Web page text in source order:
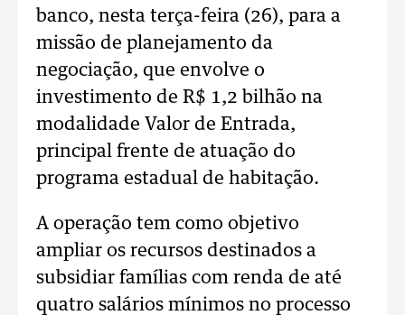
banco, nesta terça-feira (26), para a
missão de planejamento da
negociação, que envolve o
investimento de R$ 1,2 bilhão na
modalidade Valor de Entrada,
principal frente de atuação do
programa estadual de habitação.
A operação tem como objetivo
ampliar os recursos destinados a
subsidiar famílias com renda de até
quatro salários mínimos no processo